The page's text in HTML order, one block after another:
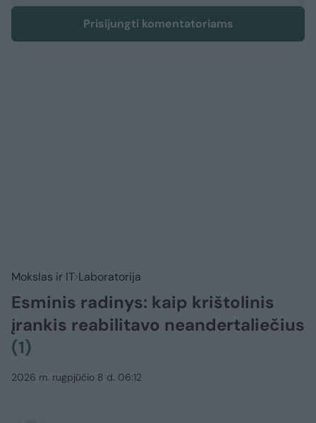
Prisijungti komentatoriams
Mokslas ir IT Laboratorija
Esminis radinys: kaip krištolinis
įrankis reabilitavo neandertaliečius
(1)
2026 m. rugpjūčio 8 d. 06:12